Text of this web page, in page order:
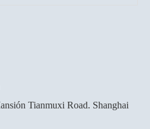
Tianmuxi Road. Shanghai